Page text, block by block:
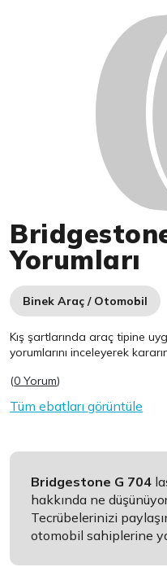
Yorumları
Binek Araç / Otomobil
Kış şartlarında araç tipine
yorumlarını inceleyerek
(0 Yorum)
Tüm ebatları görüntüle
Bridgestone G 704
hakkında ne
Tecrübelerinizi
otomobil sahiplerine